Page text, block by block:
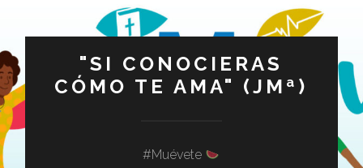
"SI CONOCIERAS
CÓMO TE AMA" (JMª)
#Muévete